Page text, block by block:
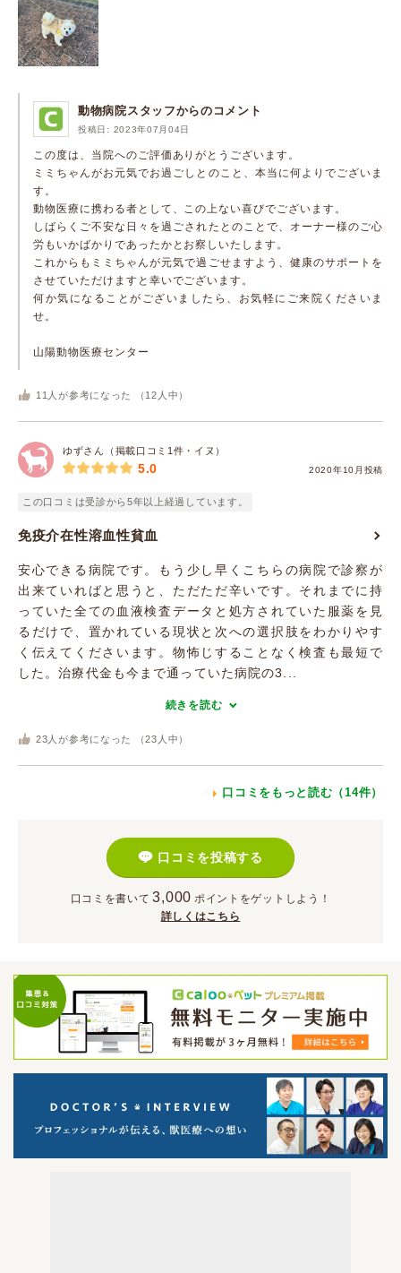
動物病院スタッフからのコメント
投稿日: 2023年07月04日
この度は、当院へのご評価ありがとうございます。
ミミちゃんがお元気でお過ごしとのこと、本当に何よりでございま
す。
動物医療に携わる者として、この上ない喜びでございます。
しばらくご不安な日々を過ごされたとのことで、オーナー様のご心
労もいかばかりであったかとお察しいたします。
これからもミミちゃんが元気で過ごせますよう、健康のサポートを
させていただけますと幸いでございます。
何か気になることがございましたら、お気軽にご来院くださいま
せ。
山陽動物医療センター
11 人が参考になった （ 12 人中）
ゆずさん（掲載口コミ1件・イヌ）
2020年10月投稿
5.0
この口コミは受診から5年以上経過しています。
免疫介在性溶血性貧血
安心できる病院です。もう少し早くこちらの病院で診察が
出来ていればと思うと、ただただ辛いです。それまでに持
っていた全ての血液検査データと処方されていた服薬を見
るだけで、置かれている現状と次への選択肢をわかりやす
く伝えてくださいます。物怖じすることなく検査も最短で
した。治療代金も今まで通っていた病院の3...
続きを読む
23 人が参考になった （23 人中）
口コミをもっと読む（14件）
口コミを投稿する
口コミを書いて 3,000 ポイント をゲットしよう！
詳しくはこちら